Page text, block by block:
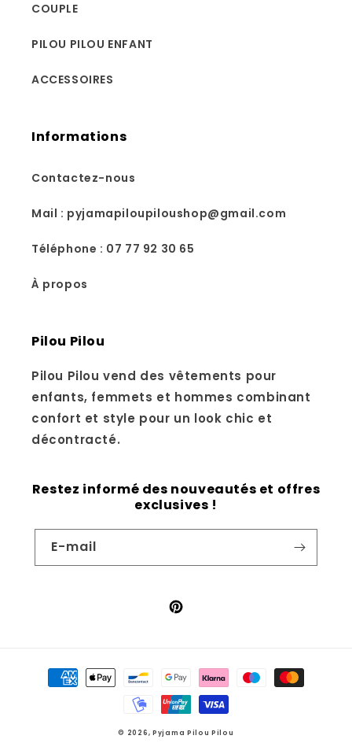
COUPLE
PILOU PILOU ENFANT
ACCESSOIRES
Informations
Contactez-nous
Mail : pyjamapiloupiloushop@gmail.com
Téléphone : 07 77 92 30 65
À propos
Pilou Pilou
Pilou Pilou vend des vêtements pour
enfants, femmets et hommes combinant
confort et style pour un look chic et
décontracté.
Restez informé des nouveautés et offres
exclusives !
E-mail
Pinterest
Moyens
© 2026, Pyjama Pilou Pilou